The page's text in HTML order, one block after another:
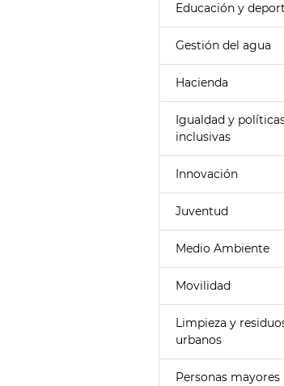
Educación y
Gestión del agua
Hacienda
Igualdad y
inclusivas
Innovación
Juventud
Medio Ambiente
Movilidad
Limpieza y
urbanos
Personas mayores